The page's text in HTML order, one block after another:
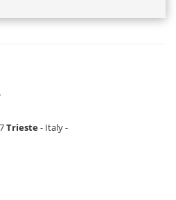
Trieste- Italy -